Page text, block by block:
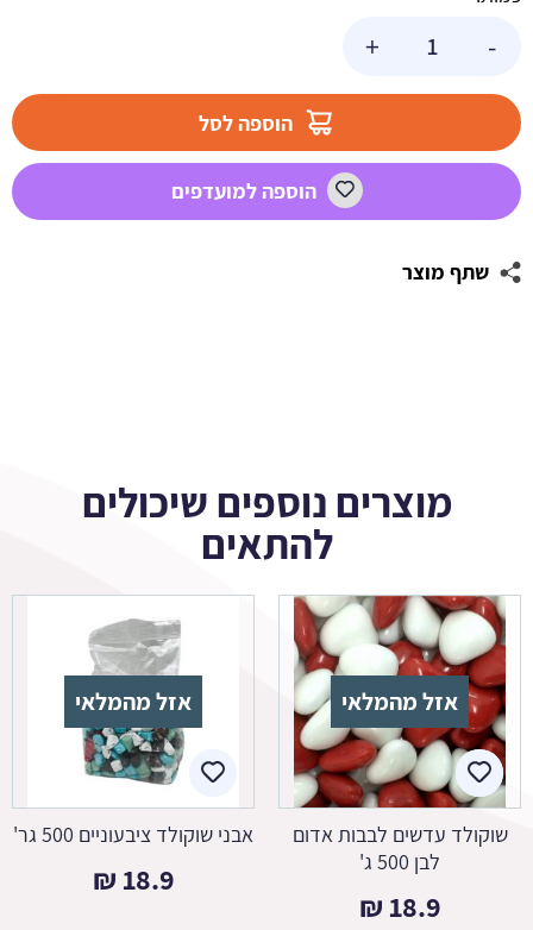
-
לבן
1
+
הוספה לסל
הוספה למועדפים
שתף מוצר
מוצרים נוספים שיכולים
להתאים
אזל מהמלאי
שוקולד עדשים לבבות אדום
לבן 500 ג'
18.9
₪
אזל מהמלאי
אבני שוקולד ציבעוניים 500 גר'
18.9
₪